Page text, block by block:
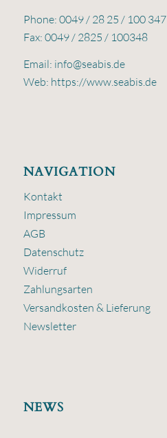
Phone: 0049 / 28 25 / 100 347
Fax: 0049 / 2825 / 100348
Email: info@seabis.de
Web: https://www.seabis.de
NAVIGATION
Kontakt
Impressum
AGB
Datenschutz
Widerruf
Zahlungsarten
Versandkosten & Lieferung
Newsletter
NEWS